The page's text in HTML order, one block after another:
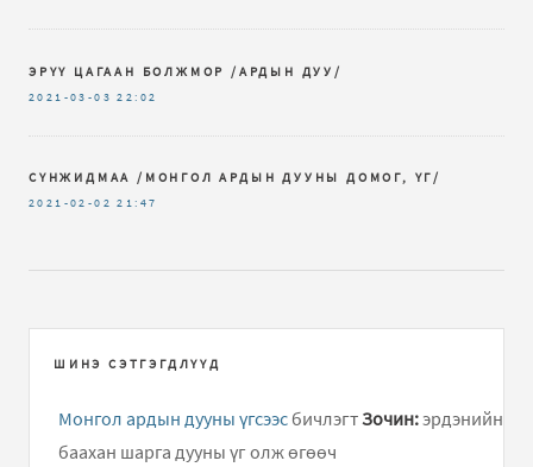
ЭРҮҮ ЦАГААН БОЛЖМОР /АРДЫН ДУУ/
2021-03-03 22:02
СҮНЖИДМАА /МОНГОЛ АРДЫН ДУУНЫ ДОМОГ, ҮГ/
2021-02-02 21:47
ШИНЭ СЭТГЭГДЛҮҮД
Монгол ардын дууны үгсээс бичлэгтЗочин:эрдэнийн
баахан шарга дууны үг олж өгөөч